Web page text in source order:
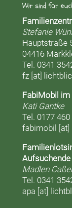
Wir sind für
Stefanie
Hauptstraße
04416
Tel. 0341
fz [at]
FabiMobil im
Kati Gantke
Tel. 0177 460
fabimobil [at]
Madlen
Tel. 0341
apa [at]